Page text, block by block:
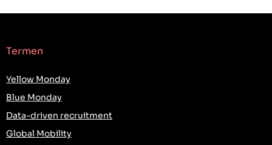
Termen
Yellow Monday
Blue Monday
Data-driven recruitment
Global Mobility